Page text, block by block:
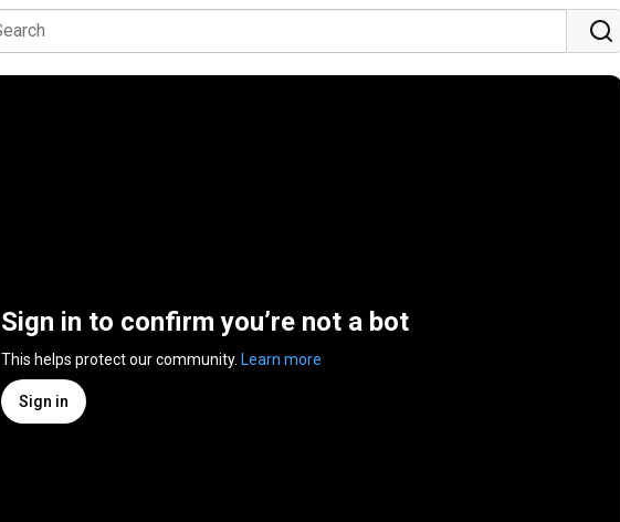
Sign in to confirm you’re not a bot
This helps protect our community. Learn more
Sign in